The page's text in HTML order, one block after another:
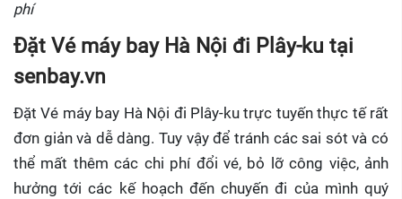
phí
Đặt Vé máy bay Hà Nội đi Plây-ku tại
senbay.vn
Đặt Vé máy bay Hà Nội đi Plây-ku trực tuyến thực tế rất
đơn giản và dễ dàng. Tuy vậy để tránh các sai sót và có
thể mất thêm các chi phí đổi vé, bỏ lỡ công việc, ảnh
hưởng tới các kế hoạch đến chuyến đi của mình quý